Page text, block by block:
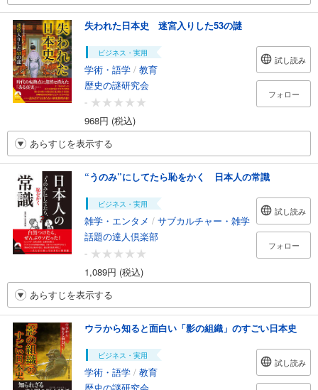
失われた日本史 迷宮入りした53の謎
ビジネス・実用
学術・語学 / 教育
歴史の謎研究会
-
968円 (税込)
試し読み
フォロー
あらすじを表示する
“うのみ”にしてたら恥をかく 日本人の常識
ビジネス・実用
雑学・エンタメ / サブカルチャー・雑学
話題の達人倶楽部
-
1,089円 (税込)
試し読み
フォロー
あらすじを表示する
ウラから知ると面白い「影の組織」のすごい日本史
ビジネス・実用
学術・語学 / 教育
試し読み